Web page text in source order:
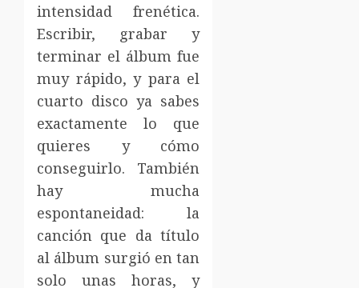
intensidad frenética.
Escribir, grabar y
terminar el álbum fue
muy rápido, y para el
cuarto disco ya sabes
exactamente lo que
quieres y cómo
conseguirlo. También
hay mucha
espontaneidad: la
canción que da título
al álbum surgió en tan
solo unas horas, y